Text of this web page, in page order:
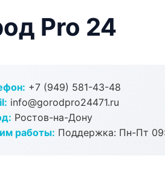
Pro 24
+7 (949) 581-43-48
info@gorodpro24471.ru
Ростов-на-Дону
работы: Поддержка: Пн-Пт